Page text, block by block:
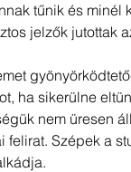
tűnik és
jelzők jutottak
ha sikerülne
nem üresen
felirat. Szépek a